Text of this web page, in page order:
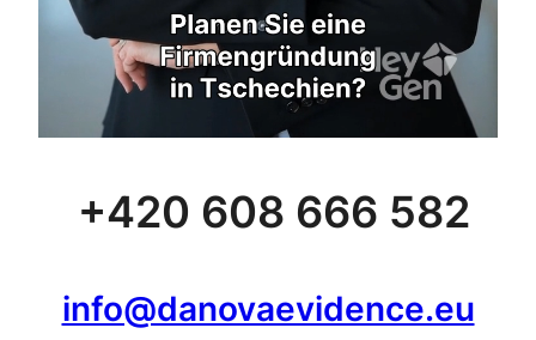
+420 608 666 582
info@danovaevidence.eu